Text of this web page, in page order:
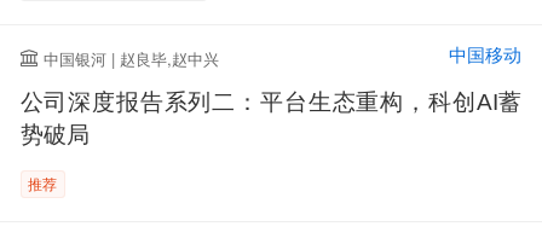
中国银河 | 赵良毕,赵中兴 中国移动
公司深度报告系列二：平台生态重构，科创AI蓄
势破局
推荐